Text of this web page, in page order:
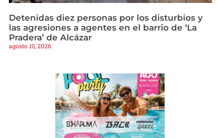
Detenidas diez personas por los disturbios y
las agresiones a agentes en el barrio de ‘La
Pradera’ de Alcázar
agosto 10, 2026